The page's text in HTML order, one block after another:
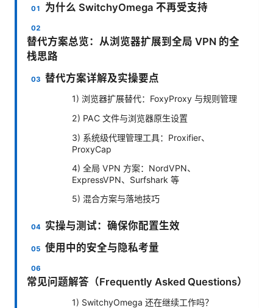
为什么 SwitchyOmega 不再受支持
替代方案总览：从浏览器扩展到全局 VPN 的全
栈思路
替代方案详解及实操要点
1) 浏览器扩展替代：FoxyProxy 与规则管理
2) PAC 文件与浏览器原生设置
3) 系统级代理管理工具：Proxifier、
ProxyCap
4) 全局 VPN 方案：NordVPN、
ExpressVPN、Surfshark 等
5) 混合方案与落地技巧
实操与测试：确保你配置生效
使用中的安全与隐私考量
常见问题解答（Frequently Asked Questions）
1) SwitchyOmega 还在继续工作吗？